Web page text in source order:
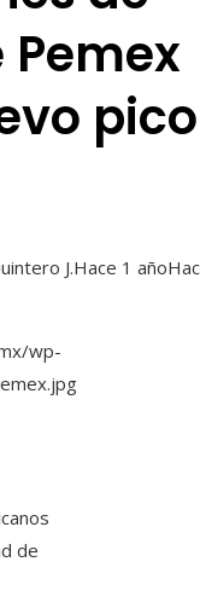
pico
J.Hace 1 año
de